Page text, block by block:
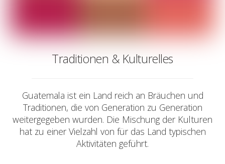
Traditionen & Kulturelles
Guatemala ist ein Land reich an Bräuchen und
Traditionen, die von Generation zu Generation
weitergegeben wurden. Die Mischung der Kulturen
hat zu einer Vielzahl von für das Land typischen
Aktivitäten geführt.